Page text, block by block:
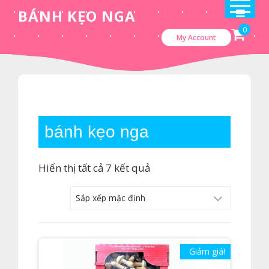
content
BÁNH KẸO NGA
0
My Account
bánh kẹo nga
Hiển thị tất cả 7 kết quả
Giảm giá!